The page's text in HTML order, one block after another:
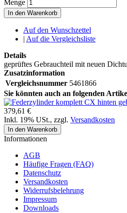
Menge
In den Warenkorb
Auf den Wunschzettel
| Auf die Vergleichsliste
Details
geprüftes Gebrauchteil mit neuen
Zusatzinformation
Vergleichsnummer 5461866
Sie könnten auch an folgenden
379,61 €
Inkl. 19% USt., zzgl. Versandkosten
In den Warenkorb
Informationen
AGB
Häufige Fragen (FAQ)
Datenschutz
Versandkosten
Widerrufsbelehrung
Impressum
Downloads